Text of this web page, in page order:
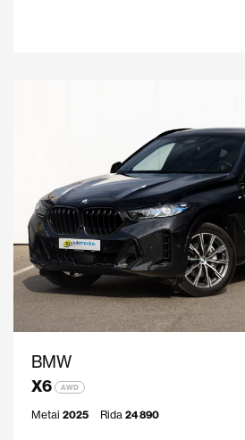
BMW
X6
AWD
Metai 2025 Rida 24 890